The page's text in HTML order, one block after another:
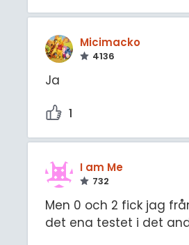
Micimacko
4136
Ja
1
I am Me
732
Men 0 och 2 fick jag
det ena testet i det